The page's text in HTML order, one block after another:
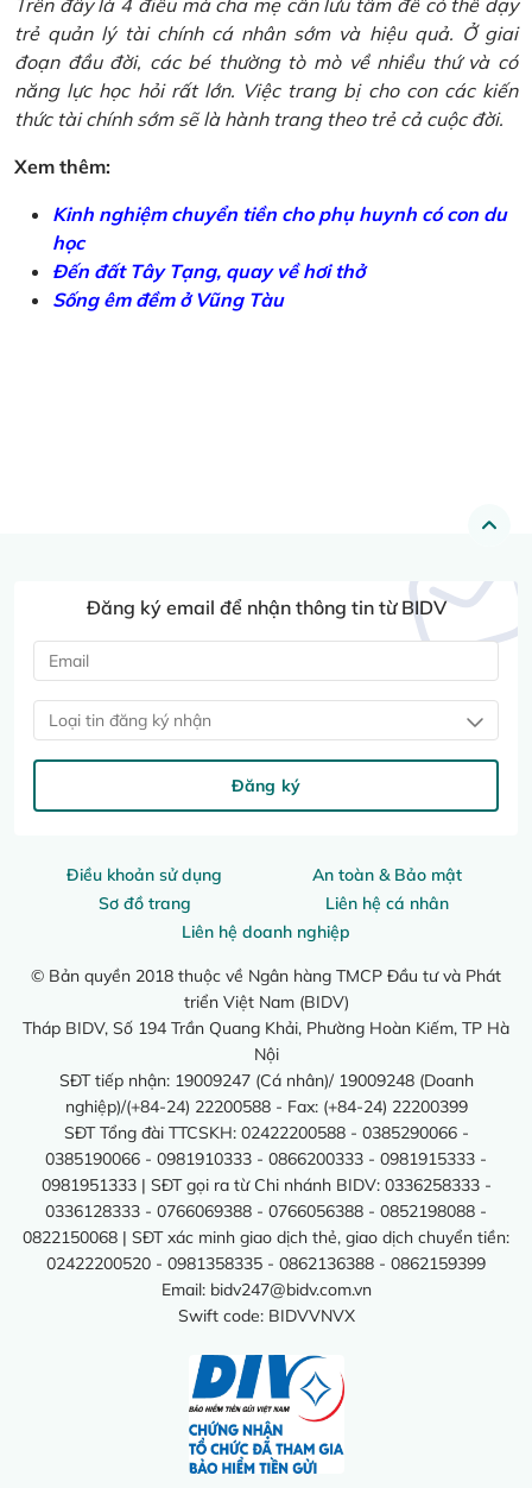
Trên đây là 4 điều mà cha mẹ cần lưu tâm để có thể dạy
trẻ quản lý tài chính cá nhân sớm và hiệu quả. Ở giai
đoạn đầu đời, các bé thường tò mò về nhiều thứ và có
năng lực học hỏi rất lớn. Việc trang bị cho con các kiến
thức tài chính sớm sẽ là hành trang theo trẻ cả cuộc đời.
Xem thêm:
Kinh nghiệm chuyển tiền cho phụ huynh có con du
học
Đến đất Tây Tạng, quay về hơi thở
Sống êm đềm ở Vũng Tàu
Điều khoản sử dụng
An toàn & Bảo mật
Sơ đồ trang
Liên hệ cá nhân
Liên hệ doanh nghiệp
© Bản quyền 2018 thuộc về Ngân hàng TMCP Đầu tư và Phát
triển Việt Nam (BIDV)
Tháp BIDV, Số 194 Trần Quang Khải, Phường Hoàn Kiếm, TP Hà
Nội
SĐT tiếp nhận: 19009247 (Cá nhân)/ 19009248 (Doanh
nghiệp)/(+84-24) 22200588 - Fax: (+84-24) 22200399
SĐT Tổng đài TTCSKH: 02422200588 - 0385290066 -
0385190066 - 0981910333 - 0866200333 - 0981915333 -
0981951333 | SĐT gọi ra từ Chi nhánh BIDV: 0336258333 -
0336128333 - 0766069388 - 0766056388 - 0852198088 -
0822150068 | SĐT xác minh giao dịch thẻ, giao dịch chuyển tiền:
02422200520 - 0981358335 - 0862136388 - 0862159399
Email: bidv247@bidv.com.vn
Swift code: BIDVVNVX
Đăng ký email để nhận thông tin từ BIDV
Loại tin đăng ký nhận
Đăng ký